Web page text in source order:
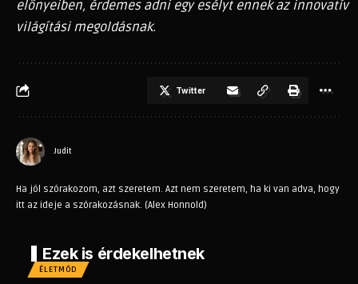
előnyeiben, érdemes adni egy esélyt ennek az innovatív
világítási megoldásnak.
Twitter
Judit
Ha jól szórakozom, azt szeretem. Azt nem szeretem, ha ki van adva, hogy
itt az ideje a szórakozásnak. (Alex Honnold)
Ezek is érdekelhetnek
ÉLETMÓD